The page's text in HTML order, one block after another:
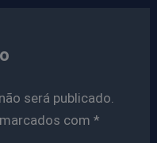
será publicado.
com *